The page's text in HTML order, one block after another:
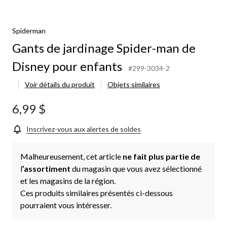
Spiderman
Gants de jardinage Spider-man de
Disney pour enfants
#299-3034-2
Voir détails du produit
Objets similaires
6,99 $
Inscrivez-vous aux alertes de soldes
Malheureusement, cet article ne fait plus partie de
l’assortiment du magasin que vous avez sélectionné
et les magasins de la région.
Ces produits similaires présentés ci-dessous
pourraient vous intéresser.